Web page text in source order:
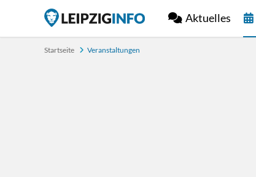
Aktuelles
Startseite Veranstaltungen